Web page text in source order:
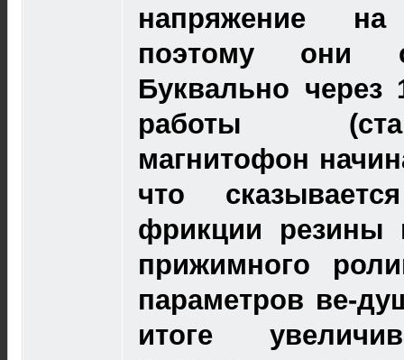
напряжение
поэтому они
Буквально через
работы (старт/
магнитофон
что
фрикции резины
прижимного
параметров ве-
итоге